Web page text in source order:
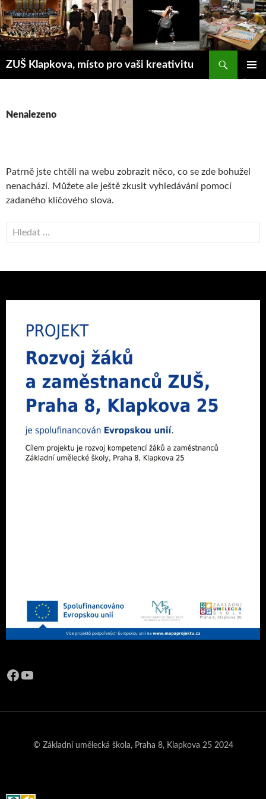
Přejít
k
obsahu
webu
ZUŠ Klapkova, místo pro vaši kreativitu
Hledat
Nenalezeno
Patrně jste chtěli na webu zobrazit něco, co se zde bohužel
nenachází. Můžete ale ještě zkusit vyhledávání pomocí
zadaného klíčového slova.
Vyhledávání
Facebook
YouTube
© Základní umělecká škola, Praha 8, Klapkova 25 2024